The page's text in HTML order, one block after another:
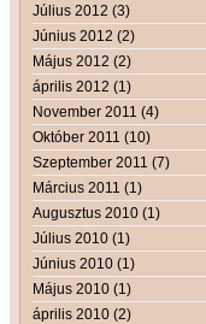
Július 2012 (3)
Június 2012 (2)
Május 2012 (2)
április 2012 (1)
November 2011 (4)
Október 2011 (10)
Szeptember 2011 (7)
Március 2011 (1)
Augusztus 2010 (1)
Július 2010 (1)
Június 2010 (1)
Május 2010 (1)
április 2010 (2)